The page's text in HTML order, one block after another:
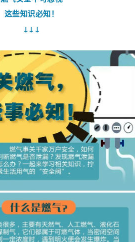
这些知识必知！
↓↓↓